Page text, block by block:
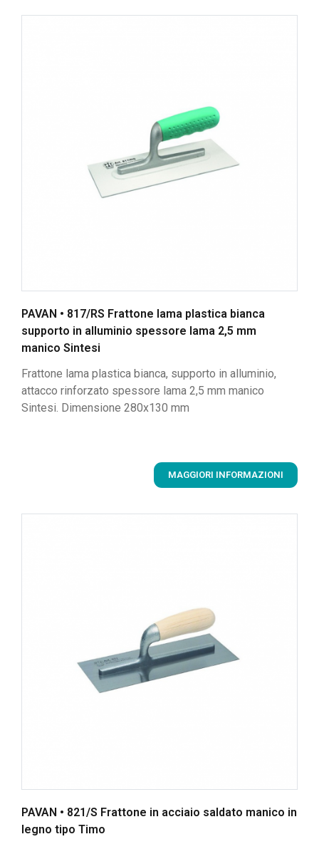
PAVAN • 817/RS Frattone lama plastica bianca
supporto in alluminio spessore lama 2,5 mm
manico Sintesi
Frattone lama plastica bianca, supporto in alluminio,
attacco rinforzato spessore lama 2,5 mm manico
Sintesi. Dimensione 280x130 mm
MAGGIORI INFORMAZIONI
PAVAN • 821/S Frattone in acciaio saldato manico in
legno tipo Timo